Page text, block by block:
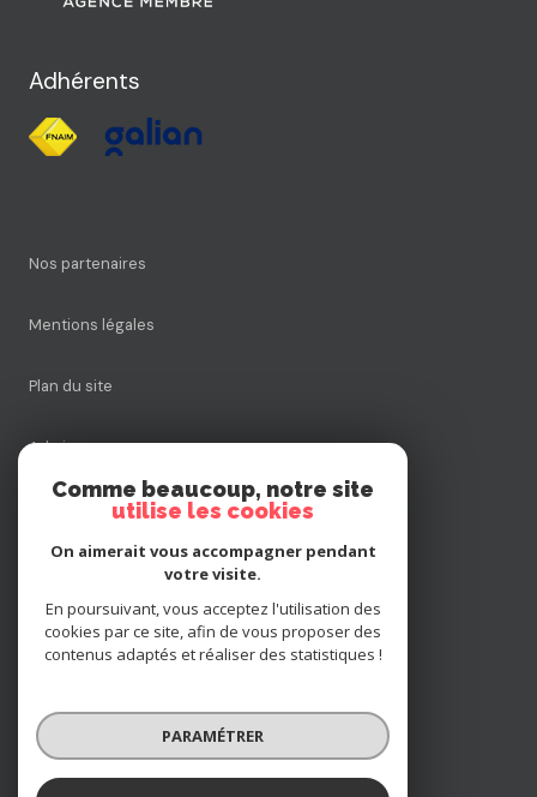
Adhérents
Nos partenaires
Mentions légales
Plan du site
Admin
Nos honoraires
Cookies
© 2026 | Tous droits réservés
Comme beaucoup, notre site
utilise les cookies
On aimerait vous accompagner pendant
votre visite.
En poursuivant, vous acceptez l'utilisation des
cookies par ce site, afin de vous proposer des
contenus adaptés et réaliser des statistiques !
PARAMÉTRER